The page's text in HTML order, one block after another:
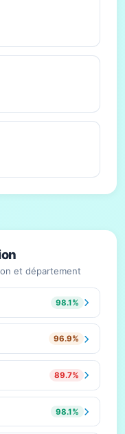
et département
98.1%
96.9%
89.7%
98.1%